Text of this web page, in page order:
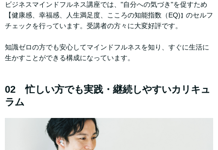
ビジネスマインドフルネス講座では、"自分への気づき"を促すため
【健康感、幸福感、人生満足度、こころの知能指数（EQ) 】 のセルフ
チェックを行っています。受講者の方々に大変好評です。
知識ゼロの方でも安心してマインドフルネスを知り、すぐに生活に
生かすことができる構成になっています。
02 忙しい方でも実践・継続しやすいカリキュ
ラム